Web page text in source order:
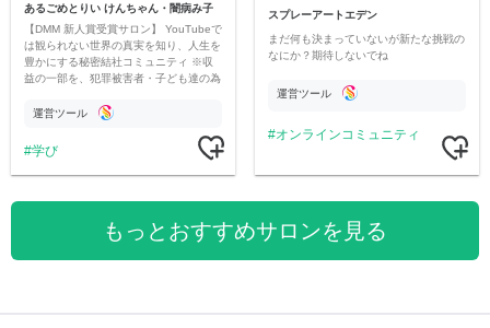
あるごめとりい けんちゃん・闇病み子
【DMM 新人賞受賞サロン】 YouTubeで
は観られない世界の真実を知り、人生を
豊かにする秘密結社コミュニティ ※収
益の一部を、犯罪被害者・子ども達の為
す運営ツール
学び
スプレーアートエデン
まだ何も決まっていないが新たな挑戦の
なにか？期待しないでね
運営ツール
オンラインコミュニティ
もっとおすすめサロンを見る